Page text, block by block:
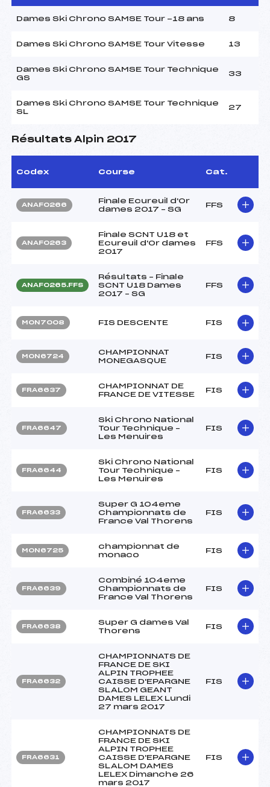
Dames Ski Chrono SAMSE Tour -18 ans 8
Dames Ski Chrono SAMSE Tour Vitesse 13
Dames Ski Chrono SAMSE Tour Technique
GS
33
Dames Ski Chrono SAMSE Tour Technique
SL
27
Résultats Alpin 2017
Codex Course Cat.
ANAF0266
Finale Ecureuil d'Or
dames 2017 – SG
FFS
ANAF0263
Finale SCNT U18 et
Ecureuil d'Or dames
2017
FFS
ANAF0265.FFS
Résultats – Finale
SCNT U18 Dames
2017 – SG
FFS
MON7008 FIS DESCENTE FIS
MON6724
CHAMPIONNAT
MONEGASQUE
FIS
FRA6637
CHAMPIONNAT DE
FRANCE DE VITESSE
FIS
FRA6647
Ski Chrono National
Tour Technique –
Les Menuires
FIS
FRA6644
Ski Chrono National
Tour Technique –
Les Menuires
FIS
FRA6633
Super G 104eme
Championnats de
France Val Thorens
FIS
MON6725
championnat de
monaco
FIS
FRA6639
Combiné 104eme
Championnats de
France Val Thorens
FIS
FRA6638
Super G dames Val
Thorens
FIS
FRA6632
CHAMPIONNATS DE
FRANCE DE SKI
ALPIN TROPHEE
CAISSE D'EPARGNE
SLALOM GEANT
DAMES LELEX Lundi
27 mars 2017
FIS
FRA6631
CHAMPIONNATS DE
FRANCE DE SKI
ALPIN TROPHEE
CAISSE D'EPARGNE
SLALOM DAMES
LELEX Dimanche 26
mars 2017
FIS